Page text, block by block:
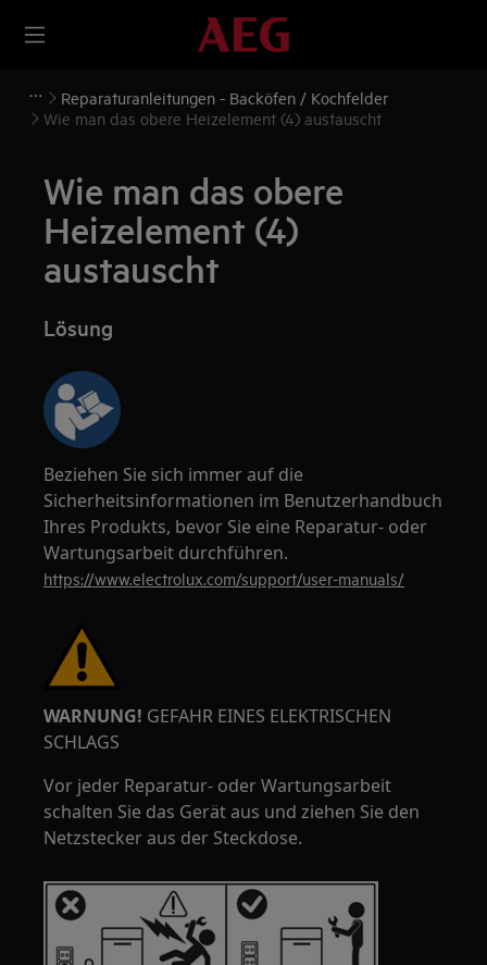
Reparaturanleitungen - Backöfen / Kochfelder
Wie man das obere Heizelement (4) austauscht
Wie man das obere
Heizelement (4)
austauscht
Lösung
Beziehen Sie sich immer auf die
Sicherheitsinformationen im Benutzerhandbuch
Ihres Produkts, bevor Sie eine Reparatur- oder
Wartungsarbeit durchführen.
https://www.electrolux.com/support/user-manuals/
WARNUNG! GEFAHR EINES ELEKTRISCHEN
SCHLAGS
Vor jeder Reparatur- oder Wartungsarbeit
schalten Sie das Gerät aus und ziehen Sie den
Netzstecker aus der Steckdose.